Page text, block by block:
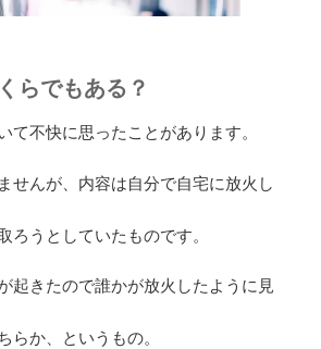
らでもある？
て不快に思ったことがあります。
せんが、内容は自分で自宅に放火し
ろうとしていたものです。
起きたので誰かが放火したように見
らか、というもの。